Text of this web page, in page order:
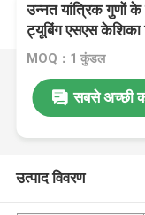
उन्नत यांत्रिक गुणों
ट्यूबिंग एसएस केशिका
MOQ：1 कुंडल
सबसे अच्छी
उत्पाद विवरण